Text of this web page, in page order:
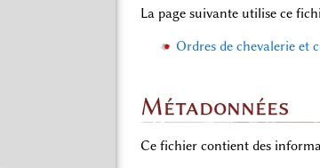
La page suivante utilise ce
Ordres de chevalerie et
Métadonnées
Ce fichier contient des